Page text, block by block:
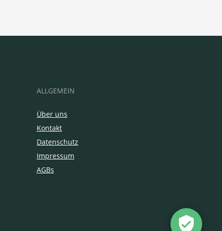
ALLGEMEIN
Über uns
Kontakt
Datenschutz
Impressum
AGBs